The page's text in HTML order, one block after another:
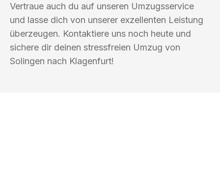
Vertraue auch du auf unseren Umzugsservice
und lasse dich von unserer exzellenten Leistung
überzeugen. Kontaktiere uns noch heute und
sichere dir deinen stressfreien Umzug von
Solingen nach Klagenfurt!